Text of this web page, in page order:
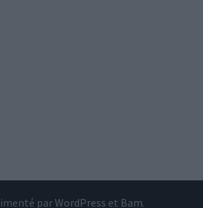
parWordPress et Bam.